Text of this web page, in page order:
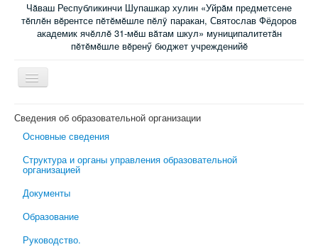
Чăваш Республикинчи Шупашкар хулин «Уйрăм предметсене
тĕплĕн вĕрентсе пĕтĕмĕшле пĕлÿ паракан, Святослав Фёдоров
академик ячĕллĕ 31-мĕш вăтам шкул» муниципалитетăн
пĕтĕмĕшле вĕренӳ бюджет учрежденийĕ
Включить/
выключить
Новости
Электронный журнал
Родительский всеобуч
Сведения об образовательной организации
Основные сведения
Структура и органы управления образовательной
организацией
Документы
Образование
Руководство.